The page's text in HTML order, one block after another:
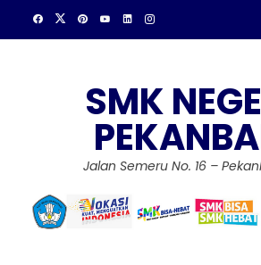
SMK
Jalan Semeru No. 16 –